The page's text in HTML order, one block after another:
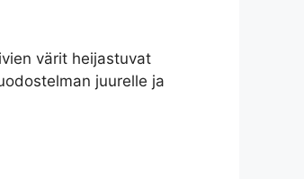
värit heijastuvat
juurelle ja